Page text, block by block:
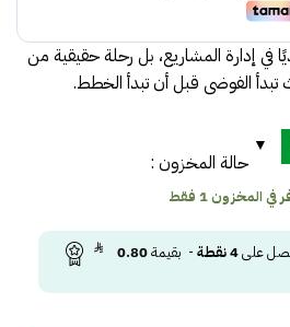
في إدارة المشاريع، بل رحلة حقيقية من
الفوضى قبل أن تبدأ الخطط.
حالة المخزون :
في المخزون 1 فقط
على4نقطة- بقيمة0.80